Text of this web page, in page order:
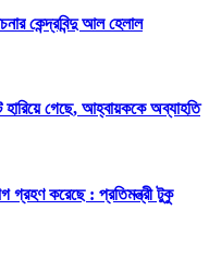
কেন্দ্রবিন্দু আল হেলাল
গেছে, আহ্বায়ককে অব্যাহতি
গ্রহণ করেছে : প্রতিমন্ত্রী টুকু